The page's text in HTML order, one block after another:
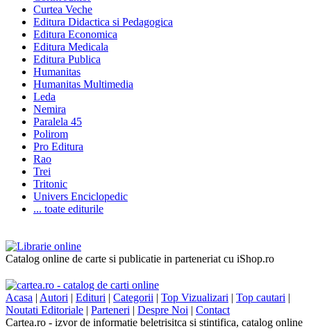
Curtea Veche
Editura Didactica si Pedagogica
Editura Economica
Editura Medicala
Editura Publica
Humanitas
Humanitas Multimedia
Leda
Nemira
Paralela 45
Polirom
Pro Editura
Rao
Trei
Tritonic
Univers Enciclopedic
... toate editurile
Catalog online de carte si publicatie in parteneriat cu iShop.ro
Acasa | Autori | Edituri | Categorii | Top Vizualizari | Top cautari |
Noutati Editoriale | Parteneri | Despre Noi | Contact
Cartea.ro - izvor de informatie beletrisitca si stintifica, catalog online